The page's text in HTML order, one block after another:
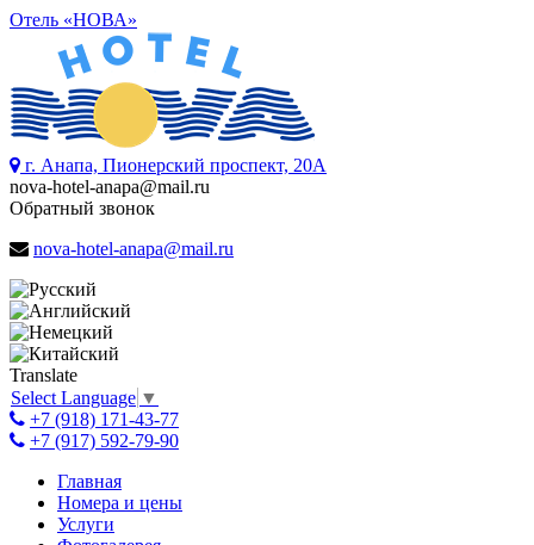
Отель «НОВА»
г. Анапа, Пионерский проспект, 20А
nova-hotel-anapa@mail.ru
Обратный звонок
nova-hotel-anapa@mail.ru
Translate
Select Language ▼
+7 (918) 171-43-77
+7 (917) 592-79-90
Главная
Номера и цены
Услуги